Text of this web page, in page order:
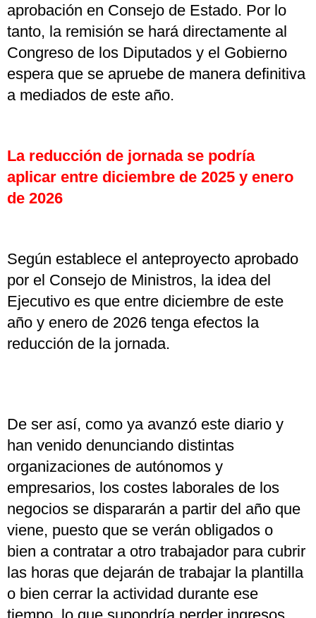
aprobación en Consejo de Estado. Por lo
tanto, la remisión se hará directamente al
Congreso de los Diputados y el Gobierno
espera que se apruebe de manera definitiva
a mediados de este año.
La reducción de jornada se podría
aplicar entre diciembre de 2025 y enero
de 2026
Según establece el anteproyecto aprobado
por el Consejo de Ministros, la idea del
Ejecutivo es que entre diciembre de este
año y enero de 2026 tenga efectos la
reducción de la jornada.
De ser así, como ya avanzó este diario y
han venido denunciando distintas
organizaciones de autónomos y
empresarios, los costes laborales de los
negocios se dispararán a partir del año que
viene, puesto que se verán obligados o
bien a contratar a otro trabajador para cubrir
las horas que dejarán de trabajar la plantilla
o bien cerrar la actividad durante ese